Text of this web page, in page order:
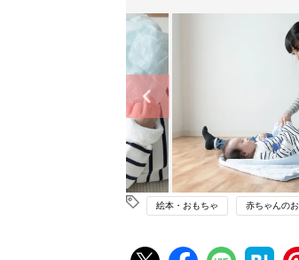
絵本・おもちゃ 赤ちゃんの